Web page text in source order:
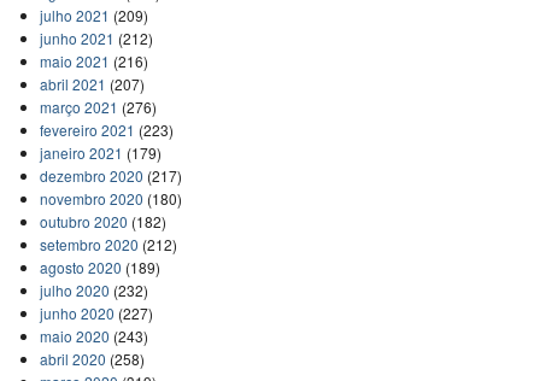
julho 2021 (209)
junho 2021 (212)
maio 2021 (216)
abril 2021 (207)
março 2021 (276)
fevereiro 2021 (223)
janeiro 2021 (179)
dezembro 2020 (217)
novembro 2020 (180)
outubro 2020 (182)
setembro 2020 (212)
agosto 2020 (189)
julho 2020 (232)
junho 2020 (227)
maio 2020 (243)
abril 2020 (258)